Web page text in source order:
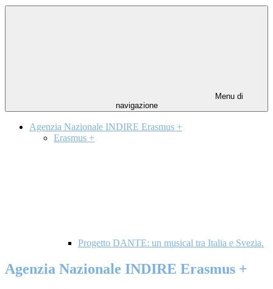
Menu di
navigazione
Agenzia Nazionale INDIRE Erasmus +
Erasmus +
Progetto DANTE: un musical tra Italia e Svezia.
Agenzia Nazionale INDIRE Erasmus +